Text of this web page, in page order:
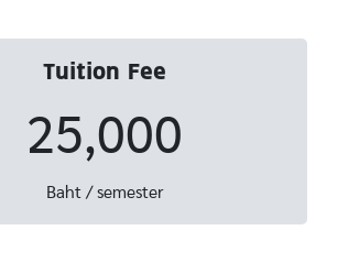
Tuition Fee
25,000
Baht / semester